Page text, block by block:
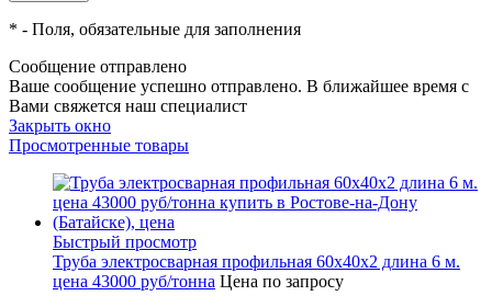
* - Поля, обязательные для заполнения
Сообщение отправлено
Ваше сообщение успешно отправлено. В ближайшее время с
Вами свяжется наш специалист
Закрыть окно
Просмотренные товары
Быстрый просмотр
Труба электросварная профильная 60x40x2 длина 6 м.
цена 43000 руб/тонна Цена по запросу